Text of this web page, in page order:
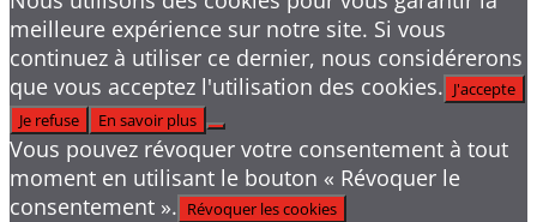
meilleure expérience sur notre site. Si vous
continuez à utiliser ce dernier, nous considérerons
que vous acceptez l'utilisation des cookies. J'accepte
Je refuse
En savoir plus
Vous pouvez révoquer votre consentement à tout
moment en utilisant le bouton « Révoquer le
consentement ». Révoquer les cookies